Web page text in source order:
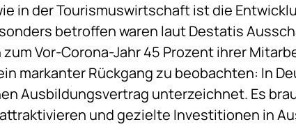
in der Tourismuswirtschaft ist die
betroffen waren laut Destatis
Vor-Corona-Jahr 45 Prozent ihrer
markanter Rückgang zu beobachten: In
Ausbildungsvertrag unterzeichnet. Es
und gezielte Investitionen in